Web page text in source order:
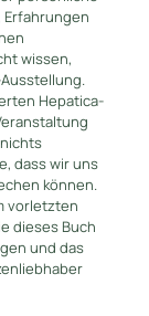
Erfahrungen
wissen,
Hepatica-
dass wir uns
können.
vorletzten
dieses Buch
und das